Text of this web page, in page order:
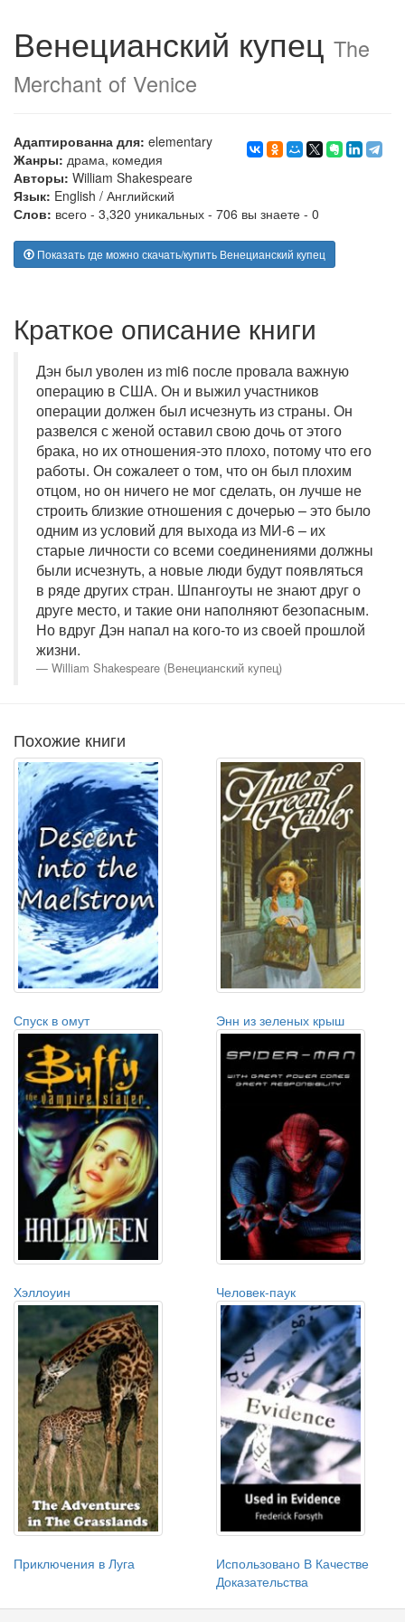
Венецианский купец The
Merchant of Venice
Адаптированна для: elementary
Жанры: драма, комедия
Авторы: William Shakespeare
Язык: English / Английский
Слов: всего - 3,320 уникальных - 706 вы знаете - 0
Показать где можно скачать/купить Венецианский купец
Краткое описание книги
Дэн был уволен из mi6 после провала важную
операцию в США. Он и выжил участников
операции должен был исчезнуть из страны. Он
развелся с женой оставил свою дочь от этого
брака, но их отношения-это плохо, потому что его
работы. Он сожалеет о том, что он был плохим
отцом, но он ничего не мог сделать, он лучше не
строить близкие отношения с дочерью – это было
одним из условий для выхода из МИ-6 – их
старые личности со всеми соединениями должны
были исчезнуть, а новые люди будут появляться
в ряде других стран. Шпангоуты не знают друг о
друге место, и такие они наполняют безопасным.
Но вдруг Дэн напал на кого-то из своей прошлой
жизни.
William Shakespeare (Венецианский купец)
Похожие книги
Спуск в омут Энн из зеленых крыш
Хэллоуин Человек-паук
Приключения в Луга
Использовано В Качестве
Доказательства